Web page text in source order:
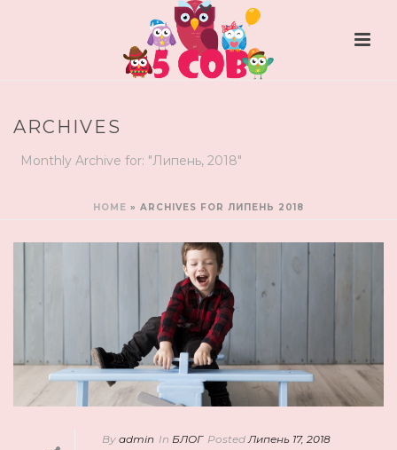
ARCHIVES
Monthly Archive for: "Липень, 2018"
HOME » ARCHIVES FOR ЛИПЕНЬ 2018
By admin In БЛОГ Posted Липень 17, 2018